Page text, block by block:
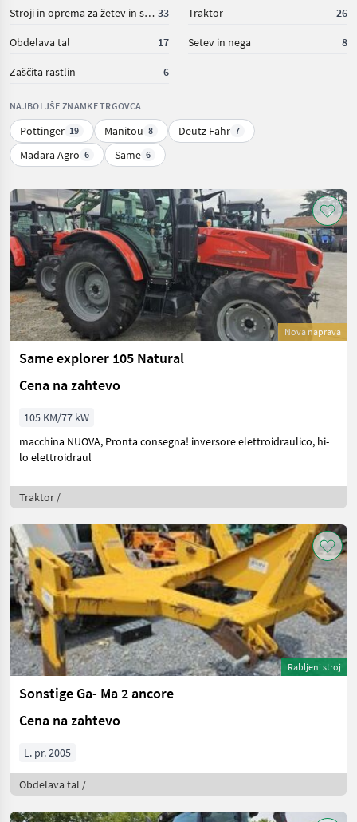
Stroji in oprema za žetev in spravilo 33 Traktor 26
Obdelava tal 17 Setev in nega 8
Zaščita rastlin 6
NAJBOLJŠE ZNAMKE TRGOVCA
Pöttinger 19 Manitou 8 Deutz Fahr 7
Madara Agro 6 Same 6
Nova naprava
Same explorer 105 Natural
Cena na zahtevo
105 KM/77 kW
macchina NUOVA, Pronta consegna! inversore elettroidraulico, hi-
lo elettroidraul
Traktor /
Rabljeni stroj
Sonstige Ga- Ma 2 ancore
Cena na zahtevo
L. pr. 2005
Obdelava tal /